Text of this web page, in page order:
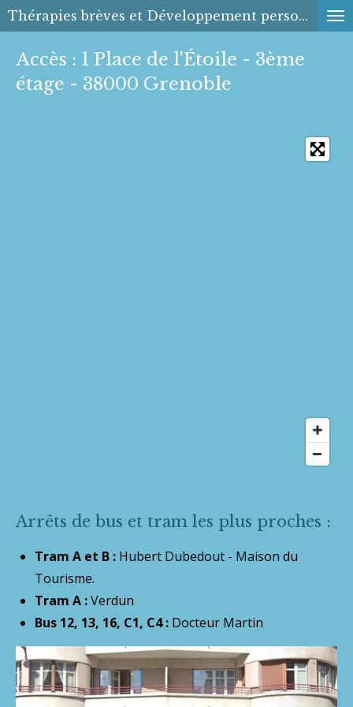
Passer
contenu
principal
Thérapies brèves et Développement personnel
Accès : 1 Place de l'Étoile - 3ème
étage - 38000 Grenoble
Arrêts de bus et tram les plus proches :
Tram A et B : Hubert Dubedout - Maison du
Tourisme.
Tram A :Verdun
Bus 12, 13, 16, C1, C4 : Docteur Martin